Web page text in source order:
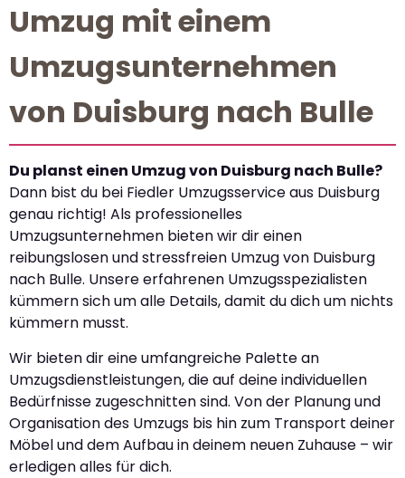
Umzug mit einem
Umzugsunternehmen
von Duisburg nach Bulle
Du planst einen Umzug von Duisburg nach Bulle?
Dann bist du bei Fiedler Umzugsservice aus Duisburg
genau richtig! Als professionelles
Umzugsunternehmen bieten wir dir einen
reibungslosen und stressfreien Umzug von Duisburg
nach Bulle. Unsere erfahrenen Umzugsspezialisten
kümmern sich um alle Details, damit du dich um nichts
kümmern musst.
Wir bieten dir eine umfangreiche Palette an
Umzugsdienstleistungen, die auf deine individuellen
Bedürfnisse zugeschnitten sind. Von der Planung und
Organisation des Umzugs bis hin zum Transport deiner
Möbel und dem Aufbau in deinem neuen Zuhause – wir
erledigen alles für dich.